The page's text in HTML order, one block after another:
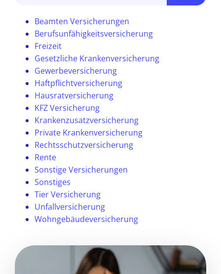
Beamten Versicherungen
Berufsunfähigkeitsversicherung
Freizeit
Gesetzliche Krankenversicherung
Gewerbeversicherung
Haftpflichtversicherung
Hausratversicherung
KFZ Versicherung
Krankenzusatzversicherung
Private Krankenversicherung
Rechtsschutzversicherung
Rente
Sonstige Versicherungen
Sonstiges
Tier Versicherung
Unfallversicherung
Wohngebäudeversicherung